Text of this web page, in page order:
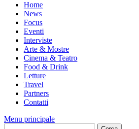
Home
News
Focus
Eventi
Interviste
Arte & Mostre
Cinema & Teatro
Food & Drink
Letture
Travel
Partners
Contatti
Menu principale